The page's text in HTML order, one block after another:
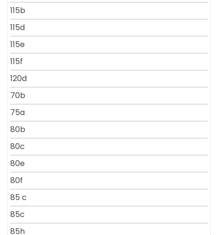
115b
115d
115e
115f
120d
70b
75a
80b
80c
80e
80f
85 c
85c
85h